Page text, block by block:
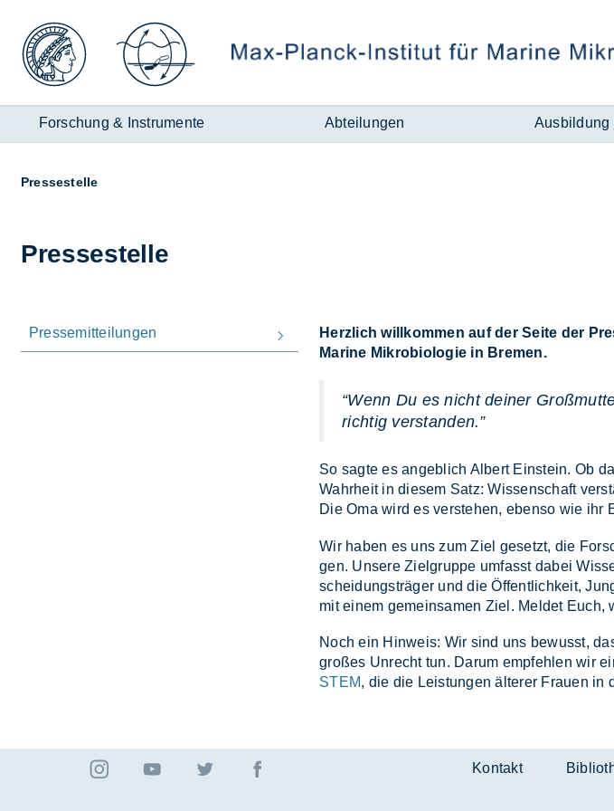
Inhalt
Forschung & Instrumente Abteilungen Ausbildung
Seitenpfad:
Pres­se­stel­le
Pres­se­stel­le
Pressemitteilungen
Herzlich willkommen auf der Seite der
Marine Mikrobiologie in Bremen.
“Wenn Du es nicht deiner
richtig verstanden.”
So sag­te es an­geb­lich Al­bert Ein­stein. Ob
Wahr­heit in die­sem Satz: Wis­sen­schaft
Die Oma wird es ver­ste­hen, eben­so wie ihr
Wir ha­ben es uns zum Ziel ge­setzt, die
gen. Un­se­re Ziel­grup­pe um­fasst da­bei
schei­dungs­trä­ger und die Öffent­lich­keit,
mit ei­nem ge­mein­sa­men Ziel. Mel­det Euch,
Noch ein Hin­weis: Wir sind uns be­wusst,
gro­ßes Un­recht tun. Dar­um emp­feh­len wir
STEM, die die Leis­tun­gen äl­te­rer Frau­en in
Kontakt